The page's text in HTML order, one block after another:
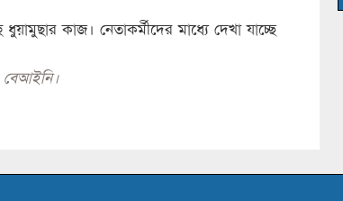
কাজ। নেতাকর্মীদের মাধ্যে দেখা যাচ্ছে
বেআইনি।